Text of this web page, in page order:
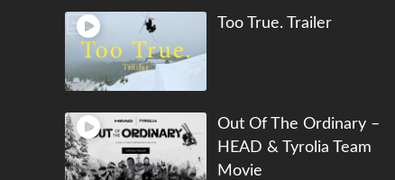
Too True. Trailer
Out Of The Ordinary –
HEAD & Tyrolia Team
Movie